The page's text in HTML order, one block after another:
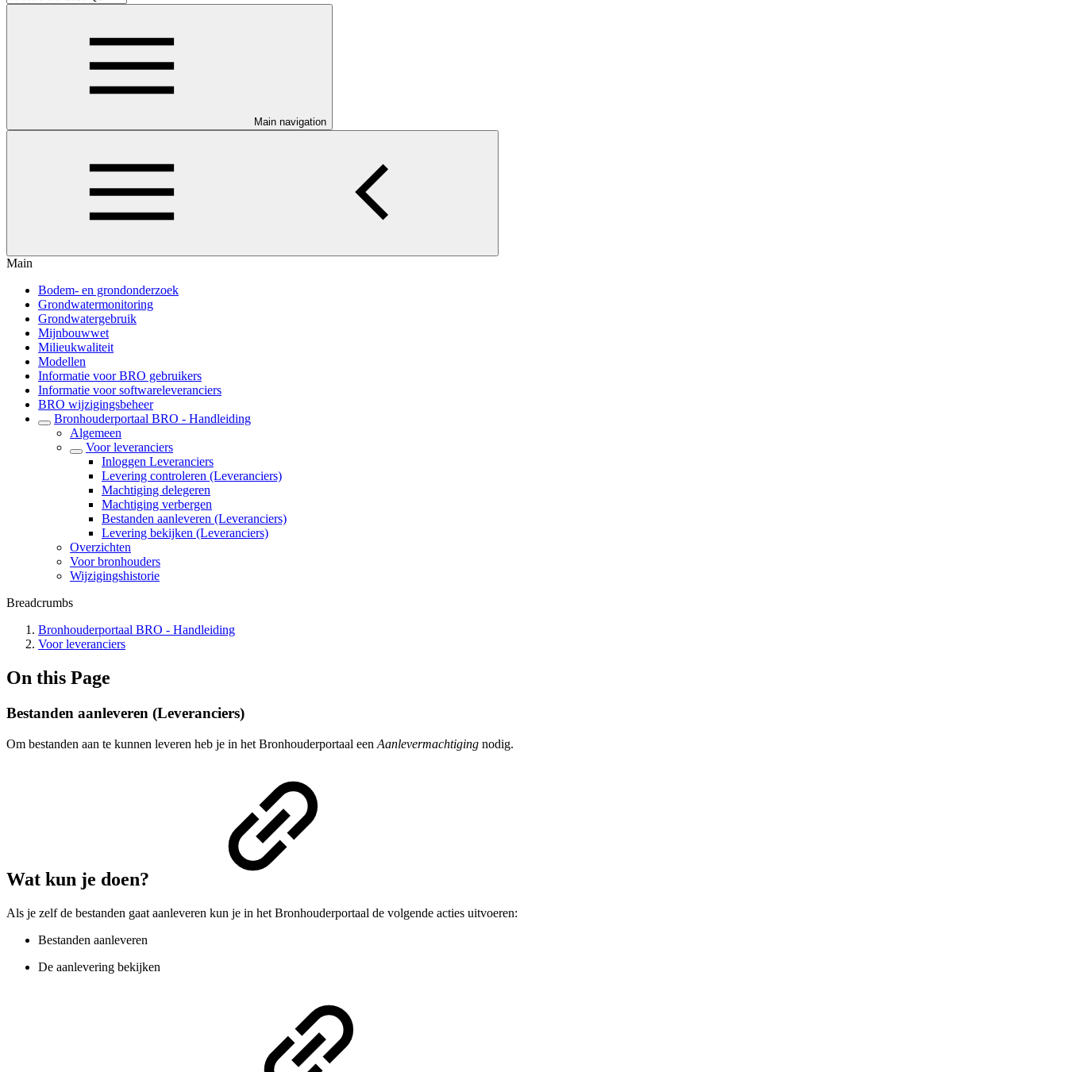
Main navigation
Main
Bodem- en grondonderzoek
Grondwatermonitoring
Grondwatergebruik
Mijnbouwwet
Milieukwaliteit
Modellen
Informatie voor BRO gebruikers
Informatie voor softwareleveranciers
BRO wijzigingsbeheer
Bronhouderportaal BRO - Handleiding
Algemeen
Voor leveranciers
Inloggen Leveranciers
Levering controleren (Leveranciers)
Machtiging delegeren
Machtiging verbergen
Bestanden aanleveren (Leveranciers)
Levering bekijken (Leveranciers)
Overzichten
Voor bronhouders
Wijzigingshistorie
Breadcrumbs
Bronhouderportaal BRO - Handleiding
Voor leveranciers
On this Page
Bestanden aanleveren (Leveranciers)
Om bestanden aan te kunnen leveren heb je in het Bronhouderportaal een Aanlevermachtiging nodig.
Wat kun je doen?
Als je zelf de bestanden gaat aanleveren kun je in het Bronhouderportaal de volgende acties uitvoeren:
Bestanden aanleveren
De aanlevering bekijken